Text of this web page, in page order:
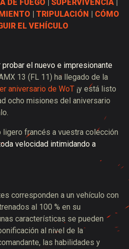
DE FUEGO | SUPERVIVENCIA |
| TRIPULACIÓN | CÓMO
EL VEHÍCULO
el nuevo e impresionante
13 (FL 11) ha llegado de la
aniversario de WoT ¡y está listo
ocho misiones del aniversario
ligero francés a vuestra colección
velocidad intimidando a
corresponden a un vehículo con
al 100 % en su
características se pueden
al nivel de la
las habilidades y